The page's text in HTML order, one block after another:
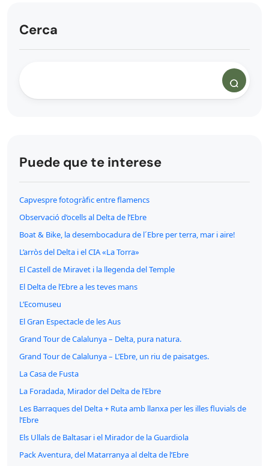
Cerca
Puede que te interese
Capvespre fotogràfic entre flamencs
Observació d’ocells al Delta de l’Ebre
Boat & Bike, la desembocadura de l´Ebre per terra, mar i aire!
L’arròs del Delta i el CIA «La Torra»
El Castell de Miravet i la llegenda del Temple
El Delta de l’Ebre a les teves mans
L’Ecomuseu
El Gran Espectacle de les Aus
Grand Tour de Calalunya – Delta, pura natura.
Grand Tour de Calalunya – L’Ebre, un riu de paisatges.
La Casa de Fusta
La Foradada, Mirador del Delta de l’Ebre
Les Barraques del Delta + Ruta amb llanxa per les illes fluvials de
l’Ebre
Els Ullals de Baltasar i el Mirador de la Guardiola
Pack Aventura, del Matarranya al delta de l’Ebre